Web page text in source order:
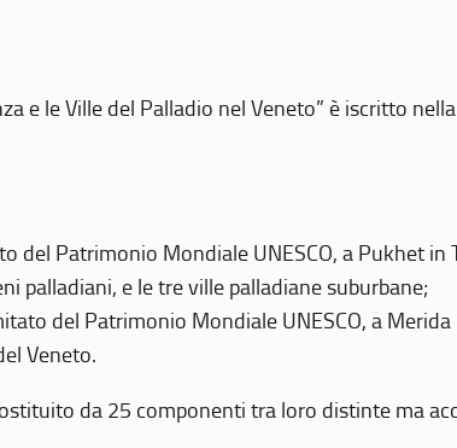
e le Ville del Palladio nel Veneto” è iscritto
del Patrimonio Mondiale UNESCO, a Pukhet
palladiani, e le tre ville palladiane suburbane;
del Patrimonio Mondiale UNESCO, a
Veneto.
da 25 componenti tra loro distinte ma